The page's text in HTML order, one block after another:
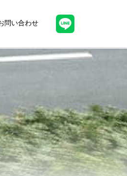
問い合わせ